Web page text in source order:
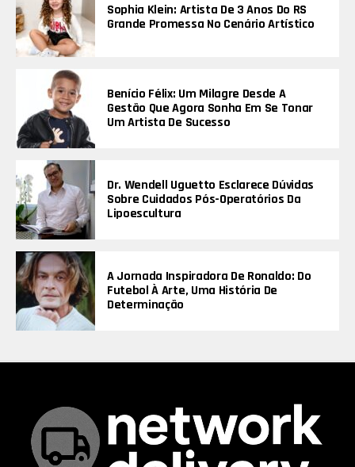
Sophia Klein: Artista De 3 Anos Do RS
Grande Promessa No Cenário Artístico
Benício Félix: Um Milagre Desde A
Gestão Que Agora Sonha Em Se Tonar
Um Artista De Sucesso
Dr. Wendell Uguetto Esclarece Dúvidas
Sobre Cuidados Pós-Operatórios Da
Lipoescultura
A Jornada Inspiradora De Ronaldo: Do
Futebol À Arte, Uma História De
Determinação